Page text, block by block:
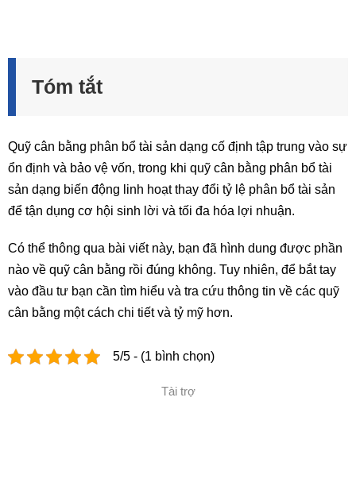
Tóm tắt
Quỹ cân bằng phân bổ tài sản dạng cố định tập trung vào sự
ổn định và bảo vệ vốn, trong khi quỹ cân bằng phân bổ tài
sản dạng biến động linh hoạt thay đổi tỷ lệ phân bổ tài sản
để tận dụng cơ hội sinh lời và tối đa hóa lợi nhuận.
Có thể thông qua bài viết này, bạn đã hình dung được phần
nào về quỹ cân bằng rồi đúng không. Tuy nhiên, để bắt tay
vào đầu tư bạn cần tìm hiểu và tra cứu thông tin về các quỹ
cân bằng một cách chi tiết và tỷ mỹ hơn.
5/5 - (1 bình chọn)
Tài trợ